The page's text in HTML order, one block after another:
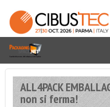
ALL4PACK
non si ferma!